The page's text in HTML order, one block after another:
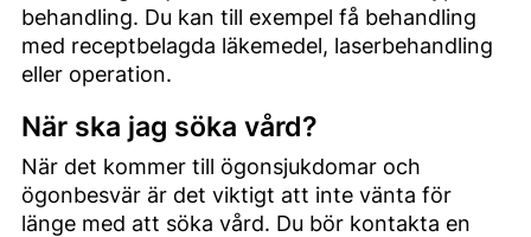
behandling. Du kan till exempel få behandling
med receptbelagda läkemedel, laserbehandling
eller operation.
När ska jag söka vård?
När det kommer till ögonsjukdomar och
ögonbesvär är det viktigt att inte vänta för
länge med att söka vård. Du bör kontakta en